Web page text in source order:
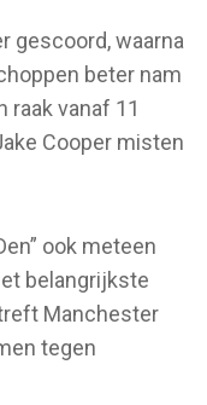
gescoord, waarna
beter nam
raak vanaf 11
Cooper misten
ook meteen
belangrijkste
Manchester
tegen